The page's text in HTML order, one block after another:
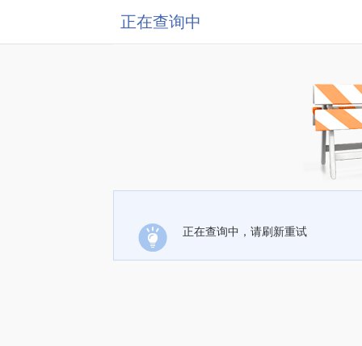
正在查询中
正在查询中，请刷新重试